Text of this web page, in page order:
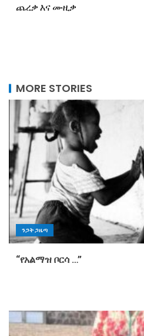
ጨረቃ እና ሙዚቃ
MORE STORIES
ንጋት ጋዜጣ
“የአልማዝ ቦርሳ …”